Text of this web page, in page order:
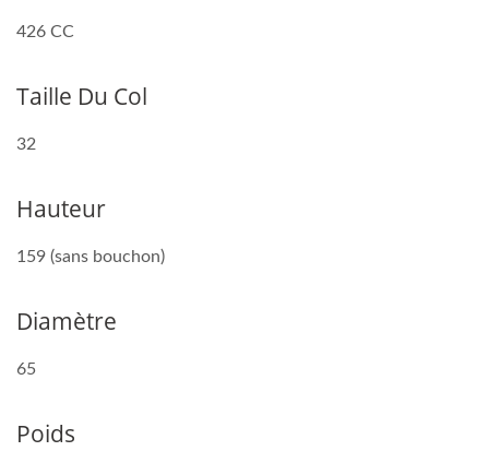
426 CC
Taille Du Col
32
Hauteur
159 (sans bouchon)
Diamètre
65
Poids